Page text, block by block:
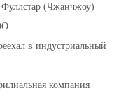
Фуллстар (Чжанчжоу)
в индустриальный
компания